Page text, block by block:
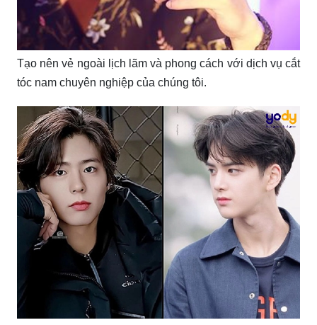
Tạo nên vẻ ngoài lịch lãm và phong cách với dịch vụ cắt
tóc nam chuyên nghiệp của chúng tôi.